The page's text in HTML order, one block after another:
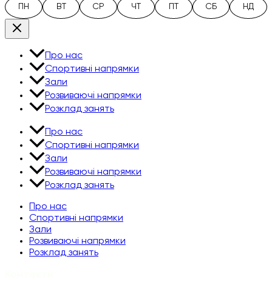
ПН ВТ СР ЧТ СБ НД
Про нас
Спортивні напрямки
Зали
Розвиваючі напрямки
Розклад занять
Про нас
Спортивні напрямки
Зали
Розвиваючі напрямки
Розклад занять
Про нас
Спортивні напрямки
Зали
Розвиваючі напрямки
Розклад занять